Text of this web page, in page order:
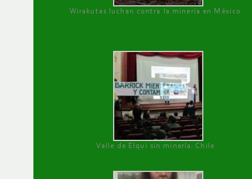
Wirakutas luchan contra la minería en México
Valle de Elqui sin minería. Chile